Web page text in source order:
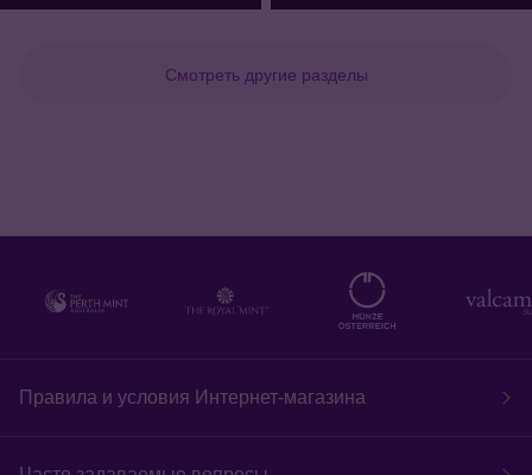
Смотреть другие разделы
Правила и условия Интернет-магазина